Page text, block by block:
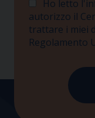
Ho letto
autorizzo il
trattare i miei
Regolamento